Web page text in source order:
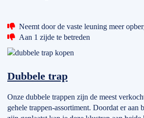
Neemt door de vaste leuning meer
Aan 1 zijde te betreden
Dubbele trap
Onze dubbele trappen zijn de meest
gehele trappen-assortiment. Doordat er aan